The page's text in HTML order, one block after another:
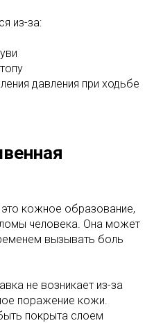
из-за:
давления при ходьбе
кожное образование,
человека. Она может
вызывать боль
не возникает из-за
поражение кожи.
покрыта слоем